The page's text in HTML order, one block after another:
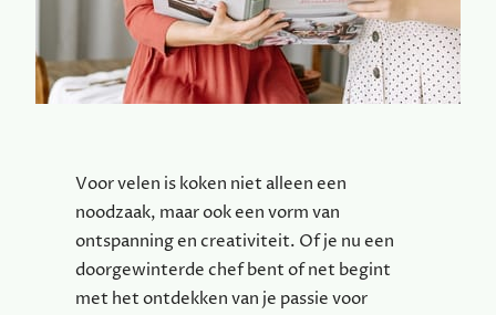
Voor velen is koken niet alleen een
noodzaak, maar ook een vorm van
ontspanning en creativiteit. Of je nu een
doorgewinterde chef bent of net begint
met het ontdekken van je passie voor